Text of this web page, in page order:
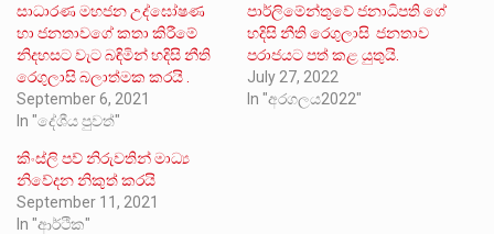
සාධාරණ මහජන උද්ඝෝෂණ
හා ජනතාවගේ කතා කිරීමේ
නිදහසට වැට බඳිමින් හදිසි නීති
රෙගුලාසි බලාත්මක කරයි .
September 6, 2021
In "දේශීය පුවත්"
පාර්ලිමේන්තුවේ ජනාධිපති ගේ
හදිසි නීති රෙගුලාසි ජනතාව
පරාජයට පත් කළ යුතුයි.
July 27, 2022
In "අරගලය2022"
කිංස්ලි පව් නිරුවතින් මාධ්‍ය
නිවේදන නිකුත් කරයි
September 11, 2021
In "ආර්ථික"